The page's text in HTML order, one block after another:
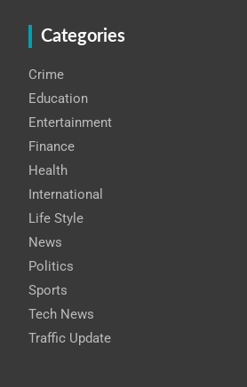
Categories
Crime
Education
Entertainment
Finance
Health
International
Life Style
News
Politics
Sports
Tech News
Traffic Update